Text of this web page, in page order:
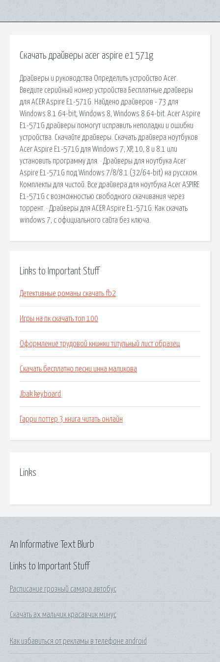
Скачать драйверы acer aspire e1 571g
Драйверы и руководства Определить устройство Acer.
Введите серийный номер устройства Бесплатные драйверы
для ACER Aspire E1-571G. Найдено драйверов - 73 для
Windows 8.1 64-bit, Windows 8, Windows 8 64-bit. Acer Aspire
E1-571G драйверы помогут исправить неполадки и ошибки
устройства. Скачайте драйверы. Скачать драйвера ноутбуков
Acer Aspire E1-571G для Windows 7, XP, 10, 8 и 8.1 или
установить программу для. · Драйверы для ноутбука Acer
Aspire E1-571G под Windows 7/8/8.1 (32/64-bit) на русском.
Комплекты для чистой. Все драйвера для ноутбука Acer ASPIRE
E1-571G с возможностью свободного скачивания через
торрент. · Драйверы для ACER Aspire E1-571G. Как скачать
windows 7, с официального сайта без ключа.
Links to Important Stuff
Детективные романы скачать fb2
Игры на пк скачать топ 100
Оформление трудовой книжки титульный лист образец
Скачать бесплатно песни инна маликова
Jbak keyboard
Гарри поттер 3 книга читать онлайн
Links
Links to Important Stuff
Расписание грозный самара автобус
Скачать ах мальчик красавчик минус
Как избавиться от рекламы в телефоне android
An Informative Text Blurb